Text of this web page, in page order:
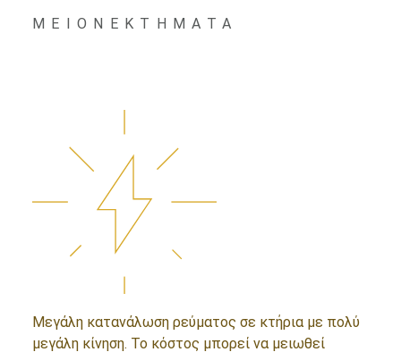
MEIONEKTHMATA
Μεγάλη κατανάλωση ρεύματος σε κτήρια με πολύ
μεγάλη κίνηση. Το κόστος μπορεί να μειωθεί